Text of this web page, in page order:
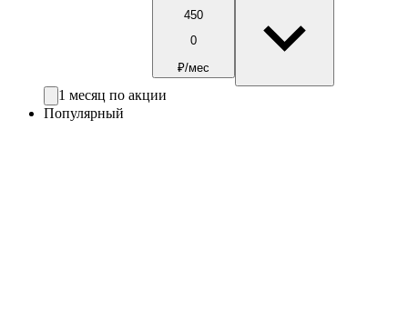
450
0
₽/мес
1 месяц по акции
Популярный